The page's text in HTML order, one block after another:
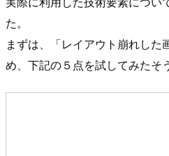
た。
まずは、「レイアウト崩れし
め、下記の５点を試してみたそ